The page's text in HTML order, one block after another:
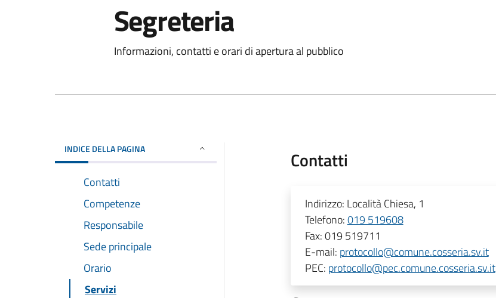
Segreteria
Informazioni, contatti e orari di apertura al pubblico
INDICE DELLA PAGINA
Contatti
Competenze
Responsabile
Sede principale
Orario
Servizi
Contatti
Indirizzo: Località Chiesa, 1
Telefono:019 519608
Fax:019 519711
E-mail: protocollo@comune.cosseria.sv.it
PEC: protocollo@pec.comune.cosseria.sv.it